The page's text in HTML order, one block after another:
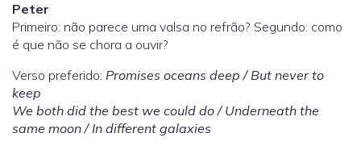
Peter
Primeiro: não parece uma valsa no refrão? Segundo: como
é que não se chora a ouvir?
Verso preferido: Promises oceans deep / But never to
keep
We both did the best we could do / Underneath the
same moon / In different galaxies